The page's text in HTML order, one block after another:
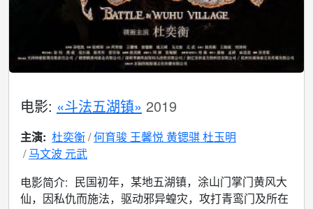
电影: «斗法五湖镇» 2019
主演: 杜奕衡 何育骏 王馨悦 黄锶骐 杜玉明
马文波 元武
电影简介: 民国初年，某地五湖镇，涂山门掌门黄风大
仙，因私仇而施法，驱动邪异蝗灾，攻打青鸾门及所在